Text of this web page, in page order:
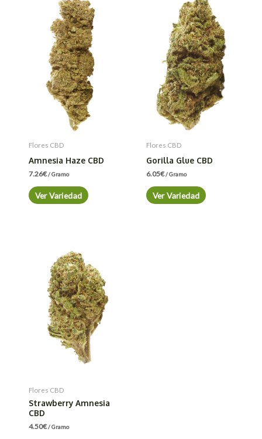
Flores CBD
Amnesia Haze CBD
7.26€/ Gramo
Ver Variedad
Flores CBD
Gorilla Glue CBD
6.05€/ Gramo
Ver Variedad
Flores CBD
Strawberry Amnesia
CBD
4.50€/ Gramo